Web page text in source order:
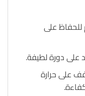
على
على دورة لطيفة.
على حرارة